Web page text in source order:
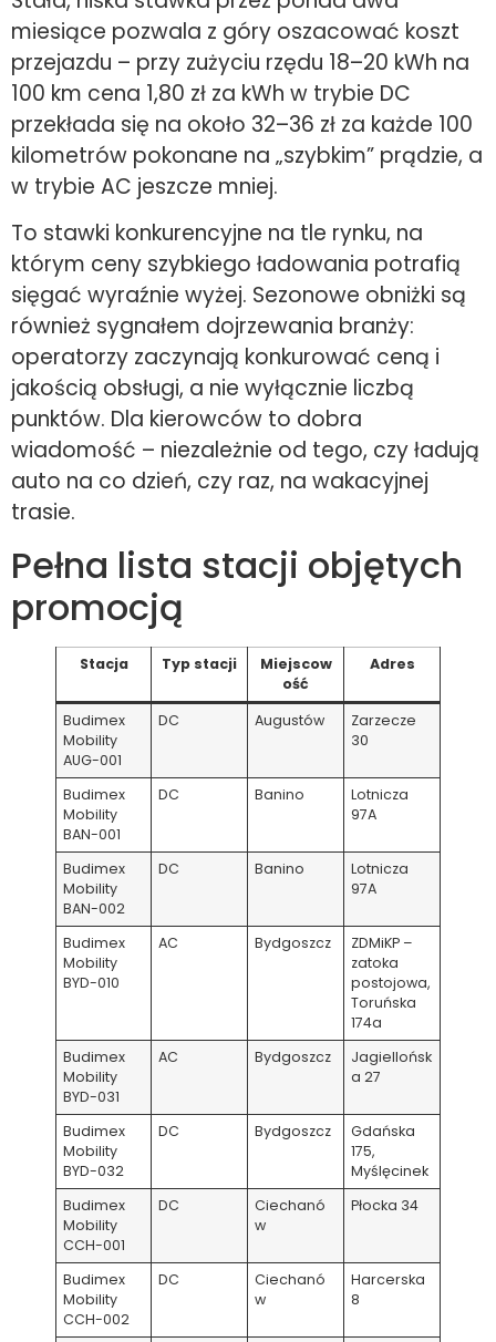
miesiące pozwala z góry oszacować koszt
przejazdu – przy zużyciu rzędu 18–20 kWh na
100 km cena 1,80 zł za kWh w trybie DC
przekłada się na około 32–36 zł za każde 100
kilometrów pokonane na „szybkim” prądzie, a
w trybie AC jeszcze mniej.
To stawki konkurencyjne na tle rynku, na
którym ceny szybkiego ładowania potrafią
sięgać wyraźnie wyżej. Sezonowe obniżki są
również sygnałem dojrzewania branży:
operatorzy zaczynają konkurować ceną i
jakością obsługi, a nie wyłącznie liczbą
punktów. Dla kierowców to dobra
wiadomość – niezależnie od tego, czy ładują
auto na co dzień, czy raz, na wakacyjnej
trasie.
Pełna lista stacji objętych
promocją
Stacja Typ stacji
Miejscow
ość
Adres
Budimex
Mobility
AUG-001
DC Augustów
Zarzecze
30
Budimex
Mobility
BAN-001
DC Banino
Lotnicza
97A
Budimex
Mobility
BAN-002
DC Banino
Lotnicza
97A
Budimex
Mobility
BYD-010
AC Bydgoszcz
ZDMiKP –
zatoka
postojowa,
Toruńska
174a
Budimex
Mobility
BYD-031
AC Bydgoszcz
Jagiellońsk
a 27
Budimex
Mobility
BYD-032
DC Bydgoszcz
Gdańska
175,
Myślęcinek
Budimex
Mobility
CCH-001
DC
Ciechanó
w
Płocka 34
Budimex
Mobility
CCH-002
DC
Ciechanó
w
Harcerska
8